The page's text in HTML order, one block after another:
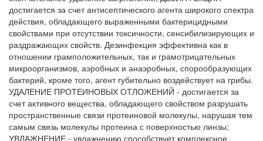
достигается за счет антисептического агента широкого спектра
действия, обладающего выраженными бактерицидными
свойствами при отсутствии токсичности, сенсибилизирующих и
раздражающих свойств. Дезинфекция эффективна как в
отношении грамположительных, так и грамотрицательных
микроорганизмов, аэробных и анаэробных, спорообразующих
бактерий, кроме того, агент губительно воздействует на грибы.
УДАЛЕНИЕ ПРОТЕИНОВЫХ ОТЛОЖЕНИЙ - достигается за
счет активного вещества, обладающего свойством разрушать
пространственные связи протеиновой молекулы, нарушая тем
самым связь молекулы протеина с поверхностью линзы;
УВЛАЖНЕНИЕ - увлажнению способствует комплексное